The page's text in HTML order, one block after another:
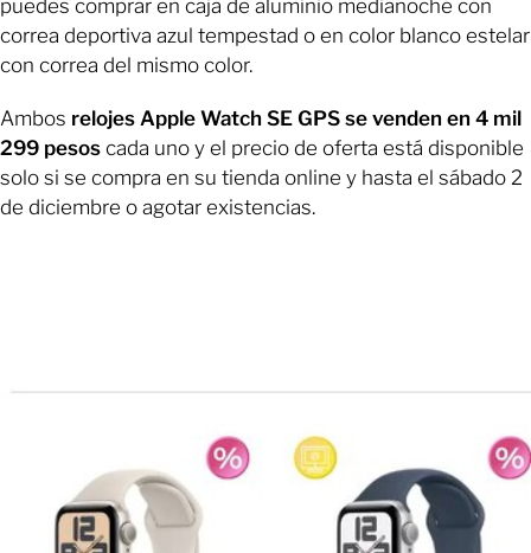
puedes comprar en caja de aluminio medianoche con
correa deportiva azul tempestad o en color blanco estelar
con correa del mismo color.
Ambos relojes Apple Watch SE GPS se venden en 4 mil
299 pesos cada uno y el precio de oferta está disponible
solo si se compra en su tienda online y hasta el sábado 2
de diciembre o agotar existencias.